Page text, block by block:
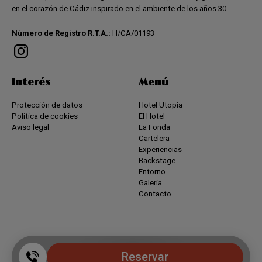
Reservar
en el corazón de Cádiz inspirado en el ambiente de los años 30.
Número de Registro R.T.A.: H/CA/01193
Interés
Protección de datos
Política de cookies
Aviso legal
Menú
Hotel Utopía
El Hotel
La Fonda
Cartelera
Experiencias
Backstage
Entorno
Galería
Contacto
Powered by keytel